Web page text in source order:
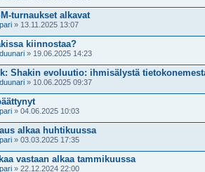
turnaukset alkavat
» 13.11.2025 13:07
kiinnostaa?
» 19.06.2025 14:23
Shakin evoluutio: ihmisälystä
» 10.06.2025 09:37
» 04.06.2025 10:03
alkaa huhtikuussa
» 03.03.2025 17:35
vastaan alkaa tammikuussa
» 22.12.2024 22:00